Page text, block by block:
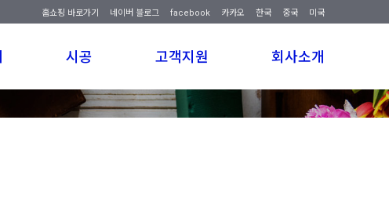
홈쇼핑 바로가기 네이버 블로그 facebook 카카오 한국 중국 미국
시공 고객지원 회사소개
We have created a awesome theme
Far far away,behind the word mountains, far from the countries